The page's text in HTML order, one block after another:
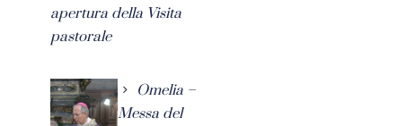
apertura della Visita
pastorale
Omelia –
Messa del